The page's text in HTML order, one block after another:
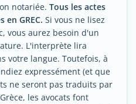
notariée. Tous les actes
GREC. Si vous ne lisez
vous aurez besoin d'un
L'interprète lira
votre langue. Toutefois, à
expressément (et que
ne seront pas traduits par
les avocats font